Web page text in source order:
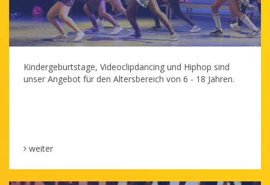
Kindergeburtstage, Videoclipdancing und Hiphop sind
unser Angebot für den Altersbereich von 6 - 18 Jahren.
weiter